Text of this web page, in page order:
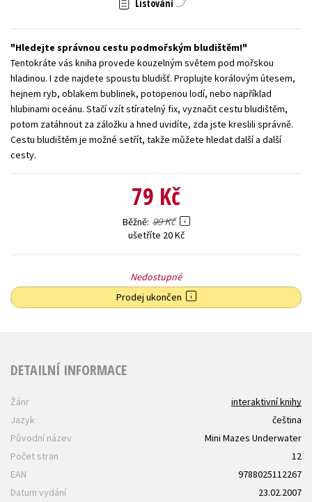
Všechny tituly
Listování
Hledejte správnou cestu podmořským bludištěm!
Tentokráte vás kniha provede kouzelným světem pod mořskou
hladinou. I zde najdete spoustu bludišť. Proplujte korálovým útesem,
hejnem ryb, oblakem bublinek, potopenou lodí, nebo například
hlubinami oceánu. Stačí vzít stíratelný fix, vyznačit cestu bludištěm,
potom zatáhnout za záložku a hned uvidíte, zda jste kreslili správně.
Cestu bludištěm je možné setřít, takže můžete hledat další a další
cesty.
79 Kč
Běžně 99 Kč
ušetříte 20 Kč
Nedostupné
Prodej ukončen
DETAILNÍ INFORMACE
Žánr
interaktivní knihy
Jazyk
čeština
Původní název
Mini Mazes Underwater
Počet stran
12
EAN
9788025112267
Datum vydání
23.02.2007